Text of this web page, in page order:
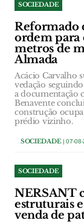
SOCIEDADE
Reformado
ordem para
metros de
Almada
Acácio Carvalho
vedação
a documentação
Benavente
construção
prédio vizinho.
SOCIEDADE| 07-08-
SOCIEDADE
NERSANT
estruturais
venda de